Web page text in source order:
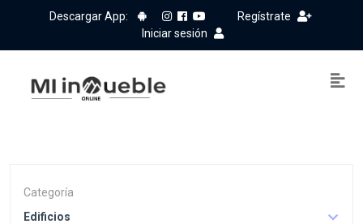
Descargar App:
Regístrate
Iniciar sesión
Categoría
Edificios